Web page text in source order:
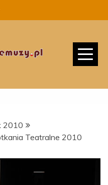
2010
Teatralne 2010